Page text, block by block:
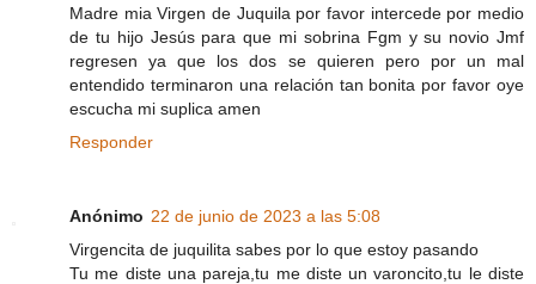
Madre mia Virgen de Juquila por favor intercede por medio
de tu hijo Jesús para que mi sobrina Fgm y su novio Jmf
regresen ya que los dos se quieren pero por un mal
entendido terminaron una relación tan bonita por favor oye
escucha mi suplica amen
Responder
Anónimo 22 de junio de 2023 a las 5:08
Virgencita de juquilita sabes por lo que estoy pasando
Tu me diste una pareja,tu me diste un varoncito,tu le diste